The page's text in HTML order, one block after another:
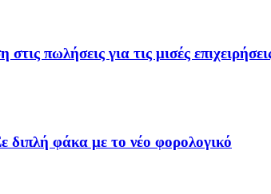
πωλήσεις για τις μισές
διπλή φάκα με το νέο φορολογικό